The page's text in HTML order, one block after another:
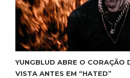
YUNGBLUD ABRE O CORAÇÃO
VISTA ANTES EM “HATED”